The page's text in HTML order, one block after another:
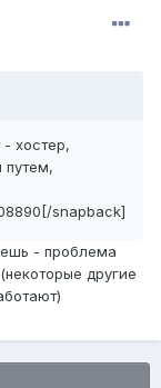
хостер,
snapback]
- проблема
другие